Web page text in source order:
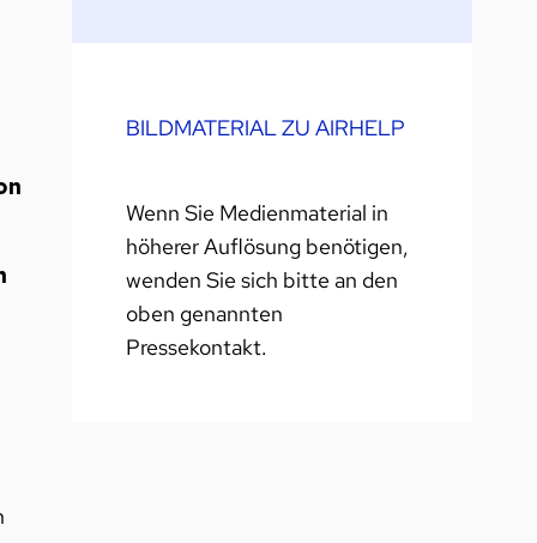
BILDMATERIAL ZU AIRHELP
Wenn Sie Medienmaterial in
höherer Auflösung benötigen,
wenden Sie sich bitte an den
oben genannten
Pressekontakt.